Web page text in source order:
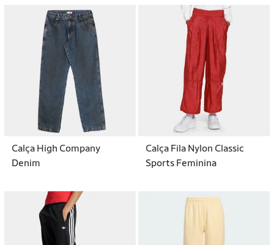
Calça High Company
Denim
Calça Fila Nylon Classic
Sports Feminina